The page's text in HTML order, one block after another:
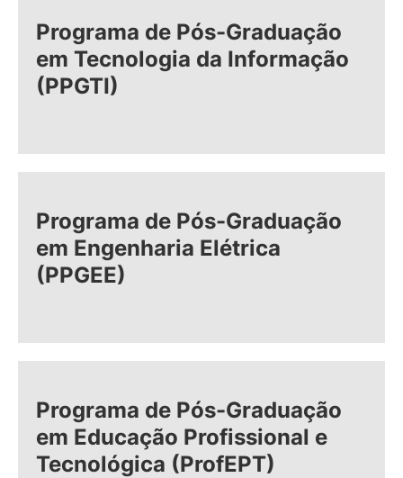
Programa de Pós-Graduação
em Tecnologia da Informação
(PPGTI)
Programa de Pós-Graduação
em Engenharia Elétrica
(PPGEE)
Programa de Pós-Graduação
em Educação Profissional e
Tecnológica (ProfEPT)